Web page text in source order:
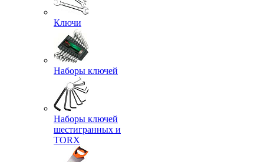
Ключи
Наборы ключей
Наборы ключей
шестигранных и
TORX